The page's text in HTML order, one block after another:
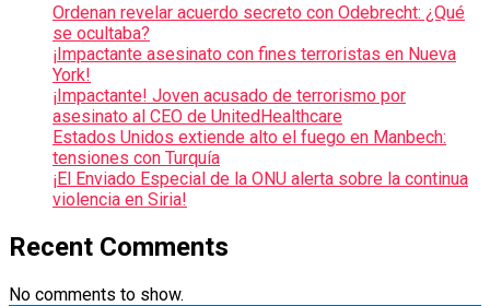
Ordenan revelar acuerdo secreto con Odebrecht: ¿Qué
se ocultaba?
¡Impactante asesinato con fines terroristas en Nueva
York!
¡Impactante! Joven acusado de terrorismo por
asesinato al CEO de UnitedHealthcare
Estados Unidos extiende alto el fuego en Manbech:
tensiones con Turquía
¡El Enviado Especial de la ONU alerta sobre la continua
violencia en Siria!
Recent Comments
No comments to show.